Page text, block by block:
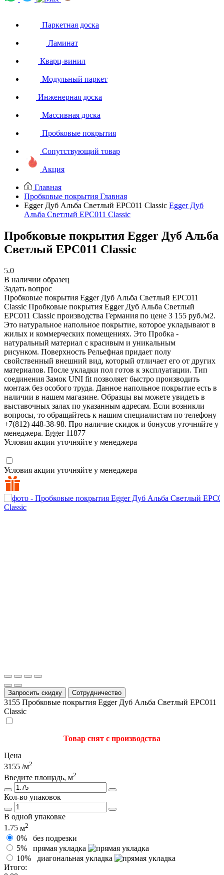
Паркетная доска
Ламинат
Кварц-винил
Модульный паркет
Инженерная доска
Массивная доска
Пробковые покрытия
Сопутствующий товар
Акция
Главная
Пробковые покрытия Главная
Egger Дуб Альба Светлый EPC011 Classic Egger Дуб
Альба Светлый EPC011 Classic
Пробковые покрытия Egger Дуб Альба
Светлый EPC011 Classic
5.0
В наличии образец
Задать вопрос
Пробковые покрытия Egger Дуб Альба Светлый EPC011
Classic Пробковые покрытия Egger Дуб Альба Светлый
EPC011 Classic производства Германия по цене 3 155 руб./м2.
Это натуральное напольное покрытие, которое укладывают в
жилых и коммерческих помещениях. Это Пробка -
натуральный материал с красивым и уникальным
рисунком. Поверхность Рельефная придает полу
свойственный внешний вид, который отличает его от других
материалов. После укладки пол готов к эксплуатации. Тип
соединения Замок UNI fit позволяет быстро производить
монтаж без особого труда. Данное напольное покрытие есть в
наличии в нашем магазине. Образцы вы можете увидеть в
выставочных залах по указанным адресам. Если возникли
вопросы, то обращайтесь к нашим специалистам по телефону
+7(812) 448-38-98. Про наличие скидок и бонусов уточняйте у
менеджера. Egger 11877
Условия акции уточняйте у менеджера
Условия акции уточняйте у менеджера
Запросить скидку Сотрудничество
3155 Пробковые покрытия Egger Дуб Альба Светлый EPC011
Classic
Товар снят с производства
Цена
3155 /м2
Введите площадь, м2
Кол-во упаковок
В одной упаковке
1.75 м2
0% без подрезки
5% прямая укладка
10% диагональная укладка
Итого: